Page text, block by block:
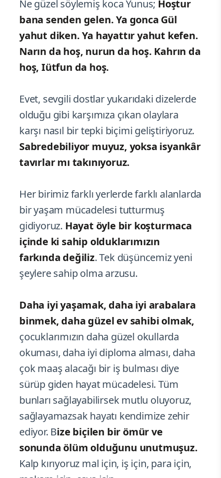
Ne güzel söylemiş koca Yunus; Hoştur
bana senden gelen. Ya gonca Gül
yahut diken. Ya hayattır yahut kefen.
Narın da hoş, nurun da hoş. Kahrın da
hoş, Iütfun da hoş.
Evet, sevgili dostlar yukarıdaki dizelerde
olduğu gibi karşımıza çıkan olaylara
karşı nasıl bir tepki biçimi geliştiriyoruz.
Sabredebiliyor muyuz, yoksa isyankâr
tavırlar mı takınıyoruz.
Her birimiz farklı yerlerde farklı alanlarda
bir yaşam mücadelesi tutturmuş
gidiyoruz. Hayat öyle bir koşturmaca
içinde ki sahip olduklarımızın
farkında değiliz. Tek düşüncemiz yeni
şeylere sahip olma arzusu.
Daha iyi yaşamak, daha iyi arabalara
binmek, daha güzel ev sahibi olmak,
çocuklarımızın daha güzel okullarda
okuması, daha iyi diploma alması, daha
çok maaş alacağı bir iş bulması diye
sürüp giden hayat mücadelesi. Tüm
bunları sağlayabilirsek mutlu oluyoruz,
sağlayamazsak hayatı kendimize zehir
ediyor. Bize biçilen bir ömür ve
sonunda ölüm olduğunu unutmuşuz.
Kalp kırıyoruz mal için, iş için, para için,